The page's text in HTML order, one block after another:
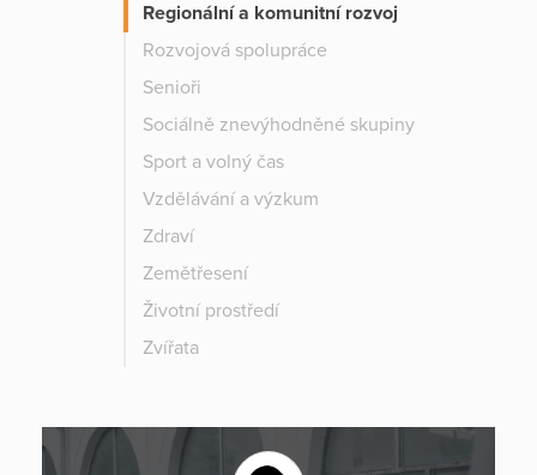
Regionální a komunitní rozvoj
Rozvojová spolupráce
Senioři
Sociálně znevýhodněné skupiny
Sport a volný čas
Vzdělávání a výzkum
Zdraví
Zemětřesení
Životní prostředí
Zvířata